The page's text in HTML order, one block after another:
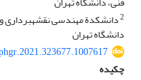
2دانشکدة مهندسی نقشه‏برداری
دانشگاه تهران
چکیده